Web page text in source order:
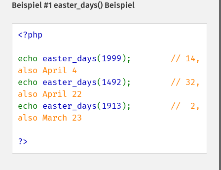
Beispiel #1 easter_days() Beispiel
<?php
echo easter_days(1999 ); // 14,
echo easter_days(1492 ); // 32,
echo easter_days(1913 ); //  2,
also March 23
?>